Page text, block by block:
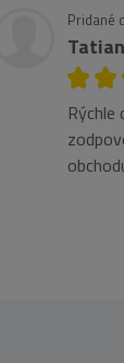
Pridané
Rýchle